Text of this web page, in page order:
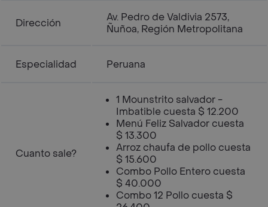
Dirección
Av. Pedro de Valdivia 2573,
Ñuñoa, Región Metropolitana
Especialidad Peruana
Cuanto sale?
1 Mounstrito salvador -
Imbatible cuesta $ 12.200
Menú Feliz Salvador cuesta
$ 13.300
Arroz chaufa de pollo cuesta
$ 15.600
Combo Pollo Entero cuesta
$ 40.000
Combo 12 Pollo cuesta $